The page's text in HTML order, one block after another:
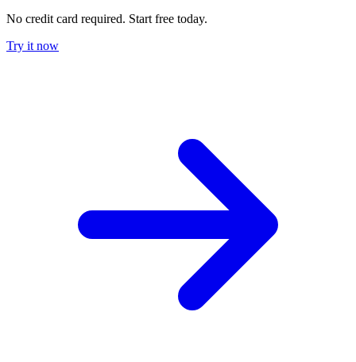
No credit card required. Start free today.
Try it now